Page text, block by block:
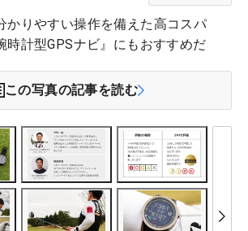
かりやすい操作を備えた高コスパ
時計型GPSナビ』にもおすすめだ
この写真の記事を読む